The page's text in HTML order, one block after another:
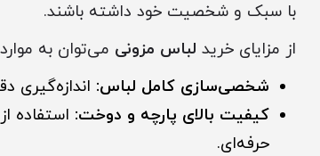
با سبک و شخصیت خود داشته باشند.
از مزایای خرید لباس مزونی می‌توان به
شخصی‌سازی کامل لباس: اندازه‌گیری
کیفیت بالای پارچه و دوخت: استفاده
حرفه‌ای.